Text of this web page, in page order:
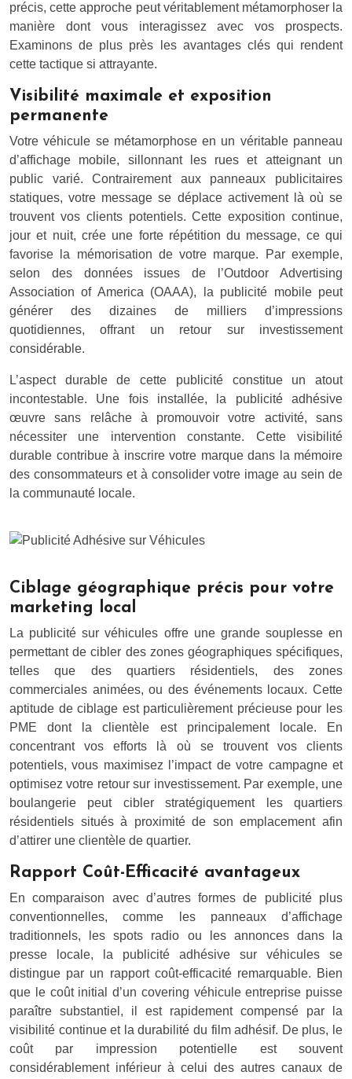
précis, cette approche peut véritablement métamorphoser la
manière dont vous interagissez avec vos prospects.
Examinons de plus près les avantages clés qui rendent
cette tactique si attrayante.
Visibilité maximale et exposition
permanente
Votre véhicule se métamorphose en un véritable panneau
d’affichage mobile, sillonnant les rues et atteignant un
public varié. Contrairement aux panneaux publicitaires
statiques, votre message se déplace activement là où se
trouvent vos clients potentiels. Cette exposition continue,
jour et nuit, crée une forte répétition du message, ce qui
favorise la mémorisation de votre marque. Par exemple,
selon des données issues de l’Outdoor Advertising
Association of America (OAAA), la publicité mobile peut
générer des dizaines de milliers d’impressions
quotidiennes, offrant un retour sur investissement
considérable.
L’aspect durable de cette publicité constitue un atout
incontestable. Une fois installée, la publicité adhésive
œuvre sans relâche à promouvoir votre activité, sans
nécessiter une intervention constante. Cette visibilité
durable contribue à inscrire votre marque dans la mémoire
des consommateurs et à consolider votre image au sein de
la communauté locale.
Ciblage géographique précis pour votre
marketing local
La publicité sur véhicules offre une grande souplesse en
permettant de cibler des zones géographiques spécifiques,
telles que des quartiers résidentiels, des zones
commerciales animées, ou des événements locaux. Cette
aptitude de ciblage est particulièrement précieuse pour les
PME dont la clientèle est principalement locale. En
concentrant vos efforts là où se trouvent vos clients
potentiels, vous maximisez l’impact de votre campagne et
optimisez votre retour sur investissement. Par exemple, une
boulangerie peut cibler stratégiquement les quartiers
résidentiels situés à proximité de son emplacement afin
d’attirer une clientèle de quartier.
Rapport Coût-Efficacité avantageux
En comparaison avec d’autres formes de publicité plus
conventionnelles, comme les panneaux d’affichage
traditionnels, les spots radio ou les annonces dans la
presse locale, la publicité adhésive sur véhicules se
distingue par un rapport coût-efficacité remarquable. Bien
que le coût initial d’un covering véhicule entreprise puisse
paraître substantiel, il est rapidement compensé par la
visibilité continue et la durabilité du film adhésif. De plus, le
coût par impression potentielle est souvent
considérablement inférieur à celui des autres canaux de